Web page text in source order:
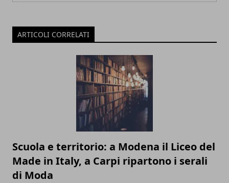
ARTICOLI CORRELATI
Scuola e territorio: a Modena il Liceo del
Made in Italy, a Carpi ripartono i serali
di Moda